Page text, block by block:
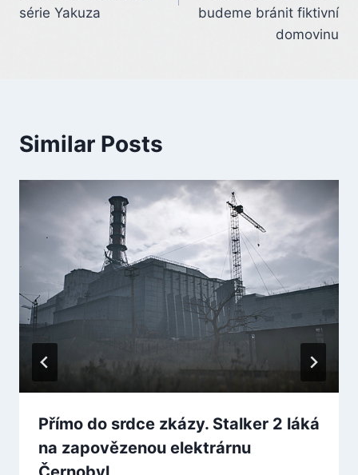
série Yakuza
budeme bránit fiktivní
domovinu
Similar Posts
Přímo do srdce zkázy. Stalker 2 láká
na zapovězenou elektrárnu